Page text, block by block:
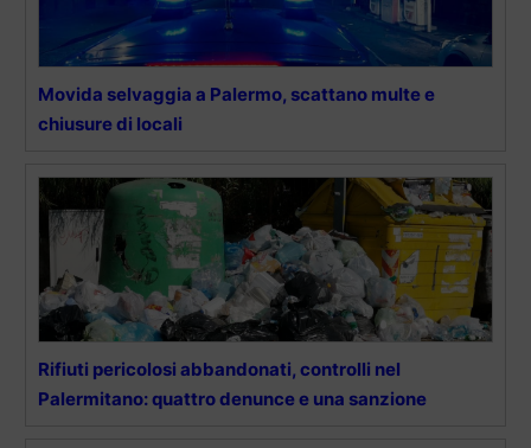
Movida selvaggia a Palermo, scattano multe e
chiusure di locali
Rifiuti pericolosi abbandonati, controlli nel
Palermitano: quattro denunce e una sanzione